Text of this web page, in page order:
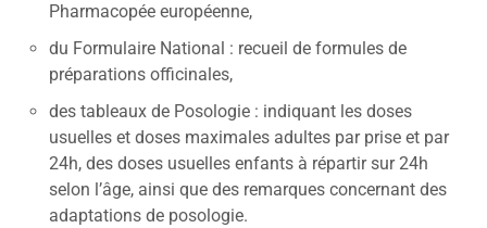
Pharmacopée européenne,
du Formulaire National : recueil de formules de
préparations officinales,
des tableaux de Posologie : indiquant les doses
usuelles et doses maximales adultes par prise et par
24h, des doses usuelles enfants à répartir sur 24h
selon l’âge, ainsi que des remarques concernant des
adaptations de posologie.